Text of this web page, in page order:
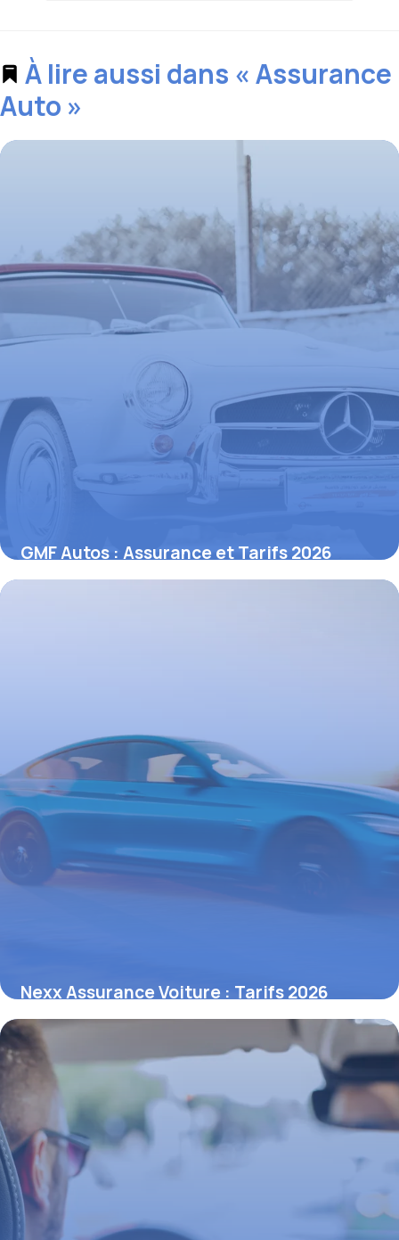
À lire aussi dans « Assurance
Auto »
GMF Autos : Assurance et Tarifs 2026
8 juin 2026
Nexx Assurance Voiture : Tarifs 2026
6 juin 2026